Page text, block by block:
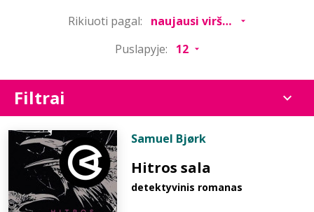
Rikiuoti pagal:
Puslapyje:
Filtrai
Samuel Bjørk
Hitros sala
detektyvinis romanas